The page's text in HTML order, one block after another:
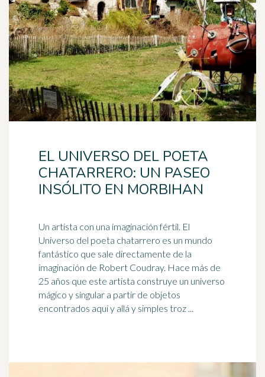
EL UNIVERSO DEL POETA
CHATARRERO: UN PASEO
INSÓLITO EN MORBIHAN
Un artista con una imaginación fértil. El
Universo del poeta chatarrero es un mundo
fantástico que sale directamente de la
imaginación de Robert Coudray. Hace más de
25 años que este artista construye un universo
mágico y singular a partir de objetos
encontrados aquí y allá y simples troz ...